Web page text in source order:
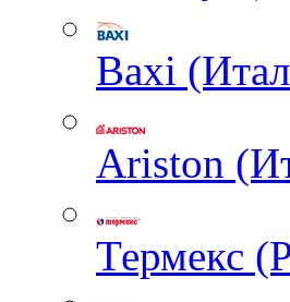
Baxi
Ariston
Термекс